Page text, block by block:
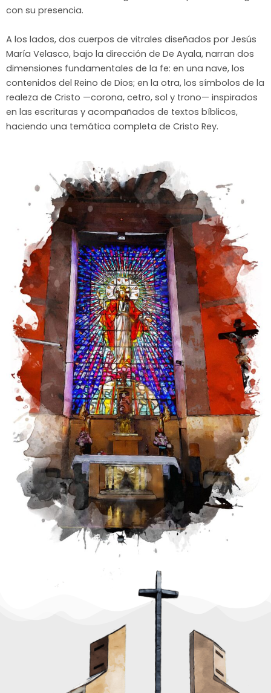
con su presencia.
A los lados, dos cuerpos de vitrales diseñados por Jesús
María Velasco, bajo la dirección de De Ayala, narran dos
dimensiones fundamentales de la fe: en una nave, los
contenidos del Reino de Dios; en la otra, los símbolos de la
realeza de Cristo —corona, cetro, sol y trono— inspirados
en las escrituras y acompañados de textos bíblicos,
haciendo una temática completa de Cristo Rey.